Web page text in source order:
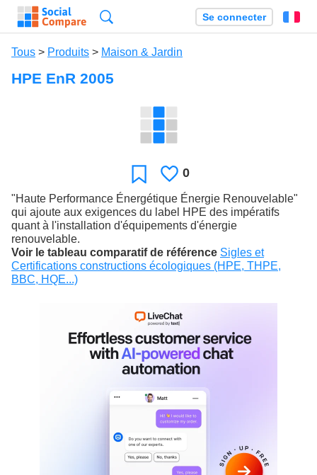
Se connecter
Tous > Produits > Maison & Jardin
HPE EnR 2005
Favori J'aime
0
"Haute Performance Énergétique Énergie Renouvelable"
qui ajoute aux exigences du label HPE des impératifs
quant à l'installation d'équipements d'énergie
renouvelable.
Voir le tableau comparatif de référence Sigles et
Certifications constructions écologiques (HPE, THPE,
BBC, HQE...)